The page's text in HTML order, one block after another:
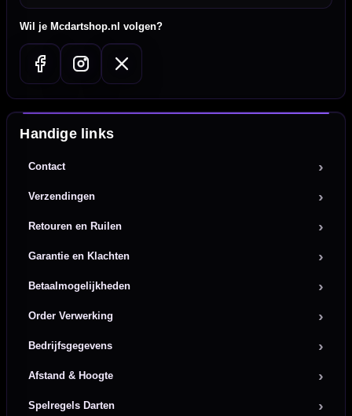
Wil je Mcdartshop.nl volgen?
Handige links
Contact
Verzendingen
Retouren en Ruilen
Garantie en Klachten
Betaalmogelijkheden
Order Verwerking
Bedrijfsgegevens
Afstand & Hoogte
Spelregels Darten